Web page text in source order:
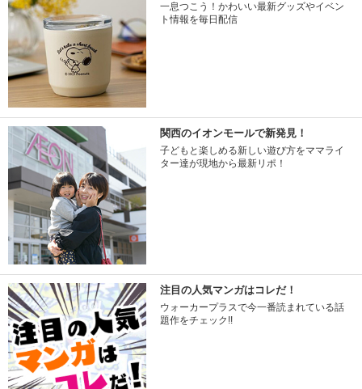
一息つこう！かわいい最新グッズやイベン
ト情報を毎日配信
関西のイオンモールで新発見！
子どもと楽しめる新しい遊び方をママライ
ター達が現地から最新リポ！
注目の人気マンガはコレだ！
ウォーカープラスで今一番読まれている話
題作をチェック!!